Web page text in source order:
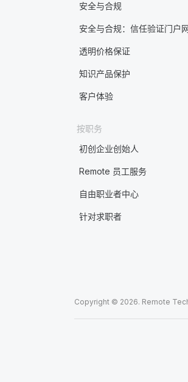
安全与合规
安全与合规：信任验证门户
透明价格保证
知识产品保护
客户体验
按职务
初创企业创始人
Remote 员工服务
自由职业者中心
针对求职者
Copyright © 2026. Remote